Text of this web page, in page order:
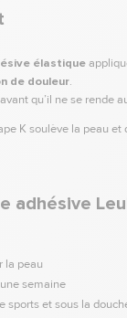
élastique
de douleur.
qu’il ne se rende
K soulève la peau
adhésive
la peau
semaine
sports et sous la